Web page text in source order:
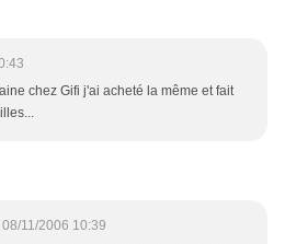
chez Gifi j'ai acheté la même et fait
08/11/2006 10:39